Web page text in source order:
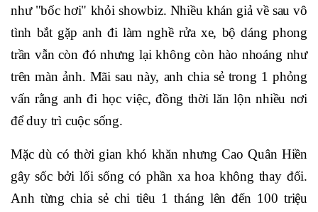
như "bốc hơi" khỏi showbiz. Nhiều khán giả về sau vô
tình bắt gặp anh đi làm nghề rửa xe, bộ dáng phong
trần vẫn còn đó nhưng lại không còn hào nhoáng như
trên màn ảnh. Mãi sau này, anh chia sẻ trong 1 phỏng
vấn rằng anh đi học việc, đồng thời lăn lộn nhiều nơi
để duy trì cuộc sống.
Mặc dù có thời gian khó khăn nhưng Cao Quân Hiền
gây sốc bởi lối sống có phần xa hoa không thay đổi.
Anh từng chia sẻ chi tiêu 1 tháng lên đến 100 triệu